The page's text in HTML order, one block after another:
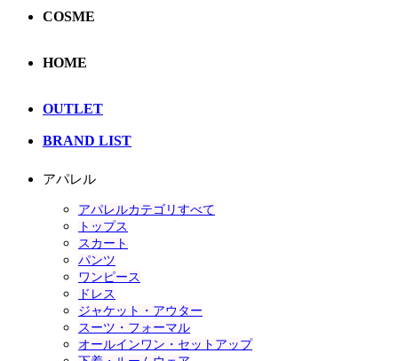
COSME
HOME
OUTLET
BRAND LIST
アパレル
アパレルカテゴリすべて
トップス
スカート
パンツ
ワンピース
ドレス
ジャケット・アウター
スーツ・フォーマル
オールインワン・セットアップ